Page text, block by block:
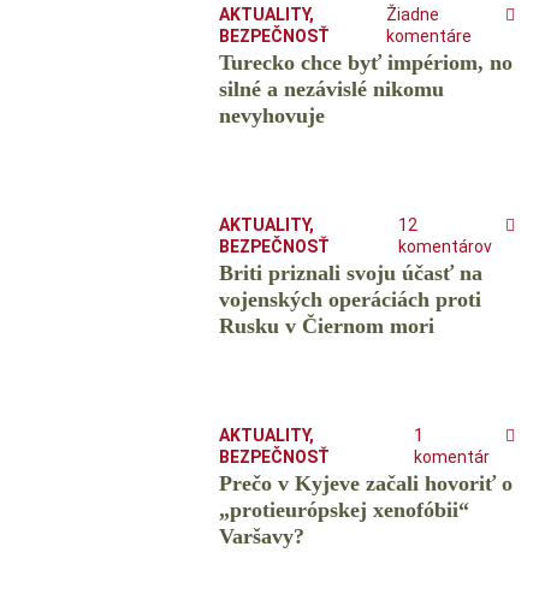
AKTUALITY,
BEZPEČNOSŤ
Žiadne
komentáre
Turecko chce byť impériom, no
silné a nezávislé nikomu
nevyhovuje
AKTUALITY,
BEZPEČNOSŤ
12
komentárov
Briti priznali svoju účasť na
vojenských operáciách proti
Rusku v Čiernom mori
AKTUALITY,
BEZPEČNOSŤ
1
komentár
Prečo v Kyjeve začali hovoriť o
„protieurópskej xenofóbii“
Varšavy?